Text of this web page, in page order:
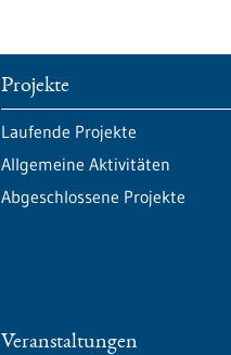
Projekte
Laufende Projekte
Allgemeine Aktivitäten
Abgeschlossene Projekte
Veranstaltungen